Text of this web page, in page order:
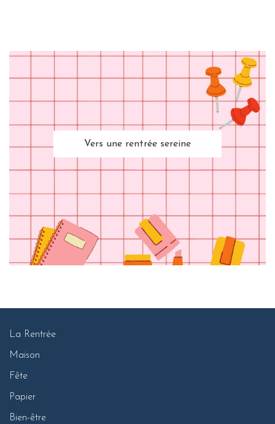
Vers une rentrée sereine
La Rentrée
Maison
Fête
Papier
Bien-être